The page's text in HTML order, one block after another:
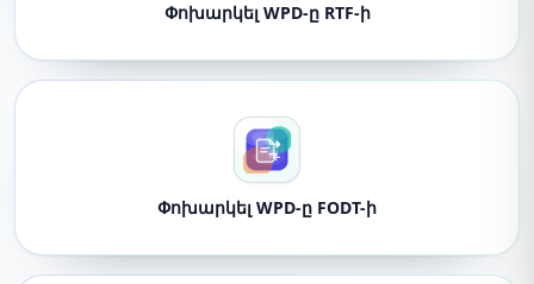
Փոխարկել WPD-ը RTF-ի
Փոխարկել WPD-ը FODT-ի